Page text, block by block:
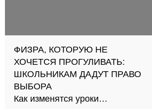
ФИЗРА, КОТОРУЮ НЕ
ХОЧЕТСЯ ПРОГУЛИВАТЬ:
ШКОЛЬНИКАМ ДАДУТ ПРАВО
ВЫБОРА
Как изменятся уроки